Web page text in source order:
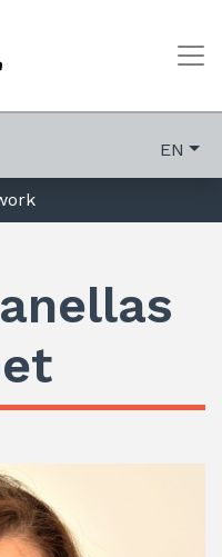
EN